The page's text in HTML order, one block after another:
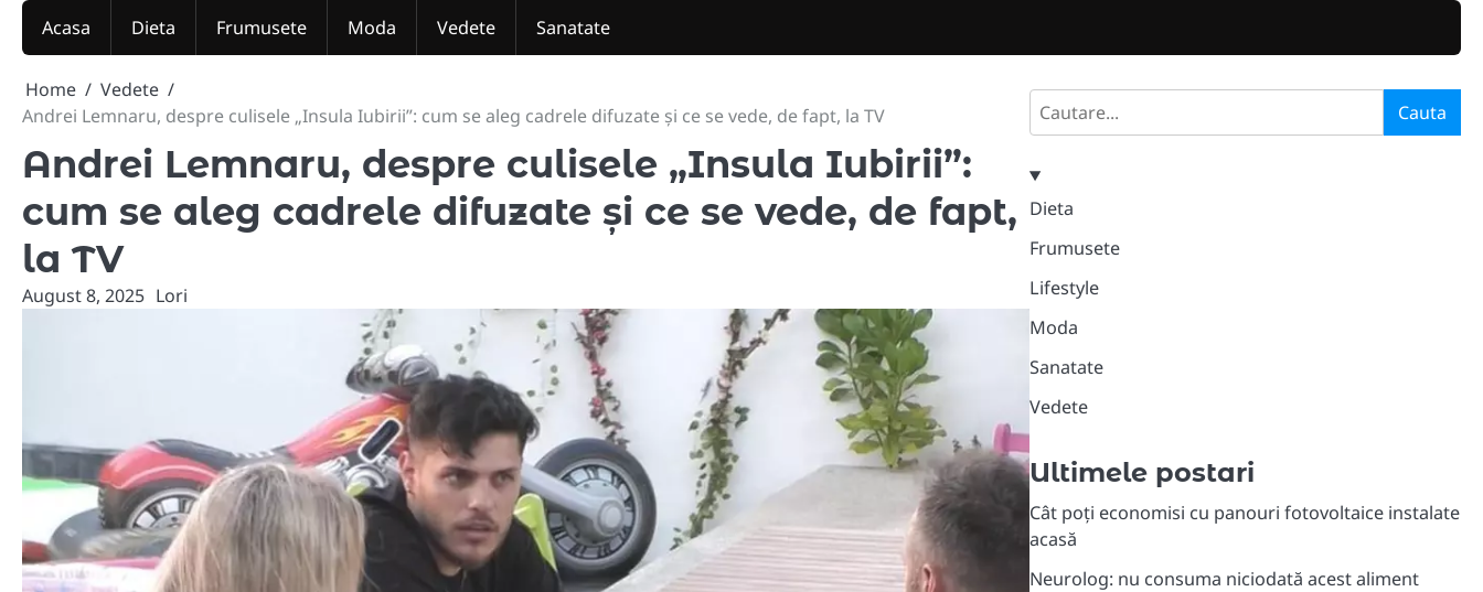
Skip
Acasa Dieta Frumusete Moda Vedete Sanatate
Home
Vedete
Andrei Lemnaru, despre culisele „Insula Iubirii”: cum se aleg cadrele difuzate și ce se vede, de fapt, la TV
Andrei Lemnaru, despre culisele „Insula Iubirii”:
cum se aleg cadrele difuzate și ce se vede, de fapt,
la TV
August 8, 2025 Lori
Search Cauta
Dieta
Frumusete
Lifestyle
Moda
Sanatate
Vedete
Ultimele postari
Cât poți economisi cu panouri fotovoltaice instalate
acasă
Neurolog: nu consuma niciodată acest aliment